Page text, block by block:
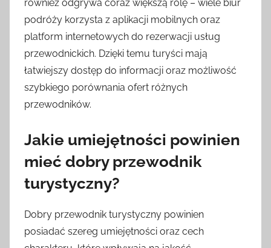
również odgrywa coraz większą rolę – wiele biur
podróży korzysta z aplikacji mobilnych oraz
platform internetowych do rezerwacji usług
przewodnickich. Dzięki temu turyści mają
łatwiejszy dostęp do informacji oraz możliwość
szybkiego porównania ofert różnych
przewodników.
Jakie umiejętności powinien
mieć dobry przewodnik
turystyczny?
Dobry przewodnik turystyczny powinien
posiadać szereg umiejętności oraz cech